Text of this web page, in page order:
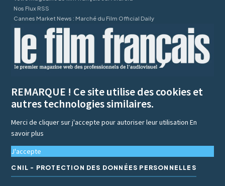
Nos Flux RSS
Cannes Market News : Marché du Film Official Daily
REMARQUE ! Ce site utilise des cookies et
autres technologies similaires.
Merci de cliquer sur j'accepte pour autoriser leur utilisationEn
savoir plus
J'accepte
CNIL - PROTECTION DES DONNÉES PERSONNELLES